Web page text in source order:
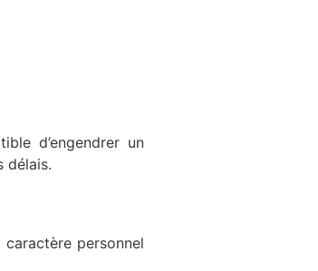
d’engendrer un
délais.
personnel